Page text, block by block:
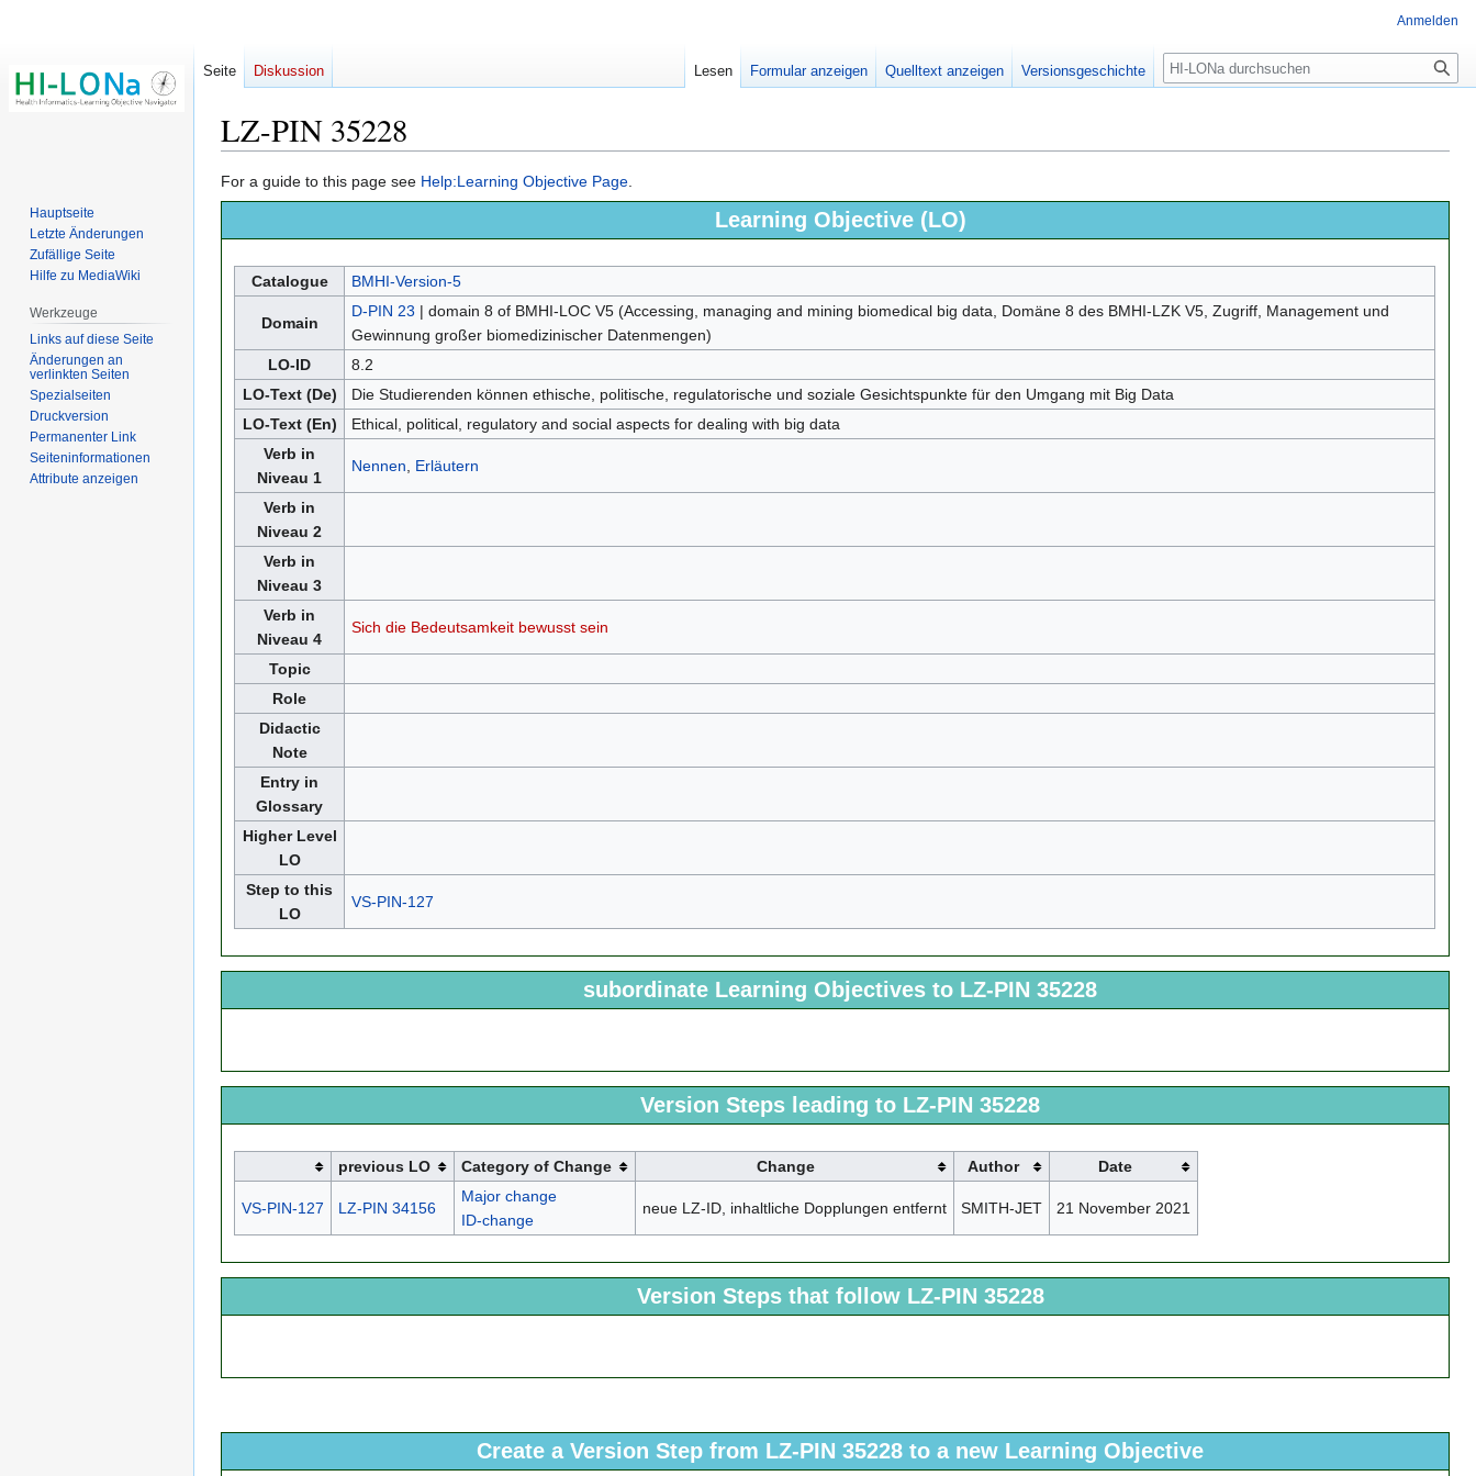
LZ-PIN 35228
Zur
Navigation
Zur
Suche
For a guide to this page see Help:Learning Objective Page.
Learning Objective (LO)
Catalogue BMHI-Version-5
Domain
D-PIN 23 | domain 8 of BMHI-LOC V5 (Accessing, managing and mining biomedical big data, Domäne 8 des BMHI-LZK V5, Zugriff, Management und
Gewinnung großer biomedizinischer Datenmengen)
LO-ID
8.2
LO-Text (De)
Die Studierenden können ethische, politische, regulatorische und soziale Gesichtspunkte für den Umgang mit Big Data
LO-Text (En)
Ethical, political, regulatory and social aspects for dealing with big data
Verb in
Niveau 1
Nennen Erläutern
Verb in
Niveau 2
Verb in
Niveau 3
Verb in
Niveau 4
Sich die Bedeutsamkeit bewusst sein
Topic
Role
Didactic
Note
Entry in
Glossary
Higher Level
LO
Step to this
LO
VS-PIN-127
subordinate Learning Objectives to LZ-PIN 35228
Version Steps leading to LZ-PIN 35228
previous LO Category of Change Change Author Date
VS-PIN-127 LZ-PIN 34156
Major change
ID-change
neue LZ-ID, inhaltliche Dopplungen entfernt SMITH-JET 21 November 2021
Version Steps that follow LZ-PIN 35228
Create a Version Step from LZ-PIN 35228 to a new Learning Objective
Anmelden
Seite Diskussion Lesen Formular anzeigen Quelltext anzeigen Versionsgeschichte
Hauptseite
Letzte Änderungen
Zufällige Seite
Hilfe zu MediaWiki
Werkzeuge
Links auf diese Seite
Änderungen an
verlinkten Seiten
Spezialseiten
Druckversion
Permanenter Link
Seiten­­informationen
Attribute anzeigen